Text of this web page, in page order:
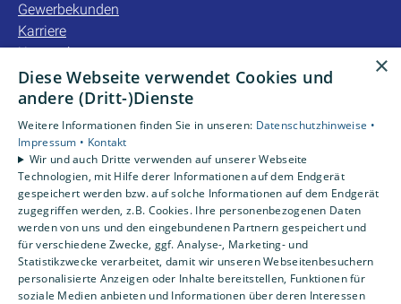
Gewerbekunden
Karriere
Unternehmen
Kontakt
Unsere Bewertungen
4,2
×
Diese Webseite verwendet Cookies und
andere (Dritt-)Dienste
Weitere Informationen finden Sie in unseren: Datenschutzhinweise •
Impressum • Kontakt
Wir und auch Dritte verwenden auf unserer Webseite
Technologien, mit Hilfe derer Informationen auf dem Endgerät
gespeichert werden bzw. auf solche Informationen auf dem Endgerät
zugegriffen werden, z.B. Cookies. Ihre personenbezogenen Daten
werden von uns und den eingebundenen Partnern gespeichert und
für verschiedene Zwecke, ggf. Analyse-, Marketing- und
Statistikzwecke verarbeitet, damit wir unseren Webseitenbesuchern
personalisierte Anzeigen oder Inhalte bereitstellen, Funktionen für
soziale Medien anbieten und Informationen über deren Interessen